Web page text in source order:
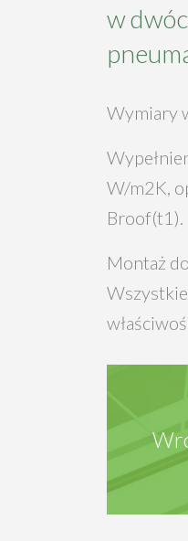
w
Wymiary
W/m2K,
Broof(t1).
Montaż